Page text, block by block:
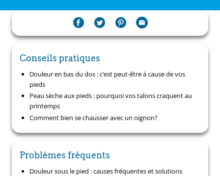
Conseils pratiques
Douleur en bas du dos : c’est peut-être à cause de vos
pieds
Peau sèche aux pieds : pourquoi vos talons craquent au
printemps
Comment bien se chausser avec un oignon?
Problèmes fréquents
Douleur sous le pied : causes fréquentes et solutions